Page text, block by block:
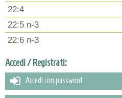
22:4
22:5 n-3
22:6 n-3
Accedi / Registrati:
Accedi con password